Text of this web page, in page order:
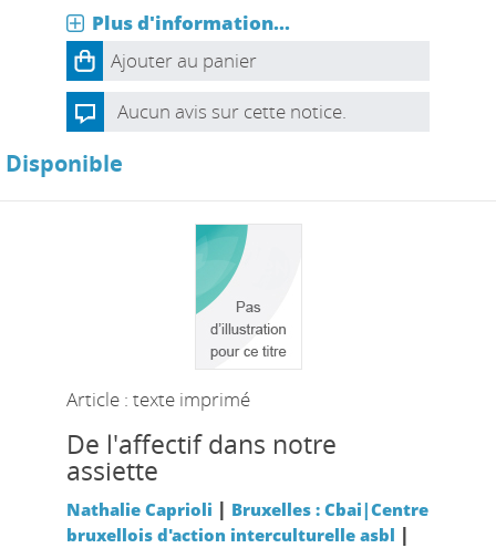
Plus d'information...
Ajouter au panier
Aucun avis sur cette notice.
Disponible
Article : texte imprimé
De l'affectif dans notre
assiette
Nathalie Caprioli | Bruxelles : Cbai|Centre
bruxellois d'action interculturelle asbl |